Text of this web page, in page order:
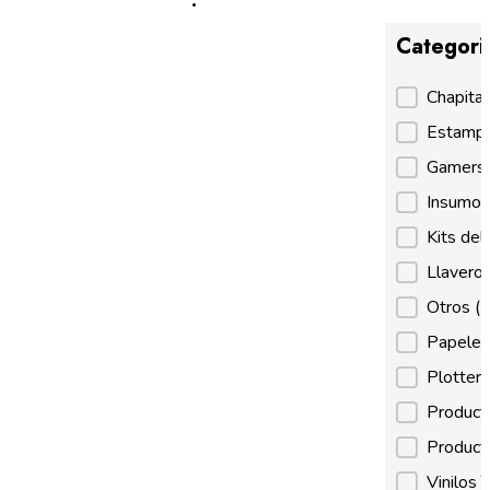
Gamers
Kits
Otros
Vinilos